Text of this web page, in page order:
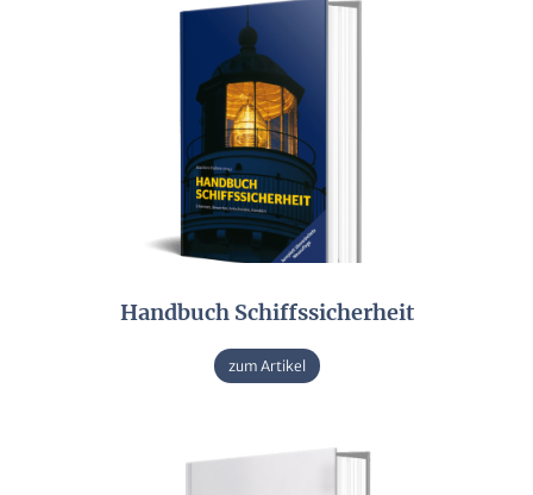
Handbuch Schiffssicherheit
zum Artikel